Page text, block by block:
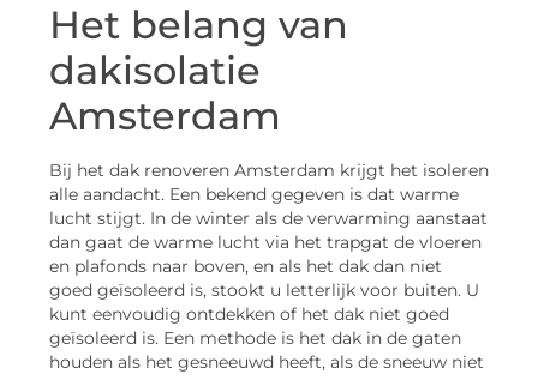
Het belang van
dakisolatie
Amsterdam
Bij het dak renoveren Amsterdam krijgt het isoleren
alle aandacht. Een bekend gegeven is dat warme
lucht stijgt. In de winter als de verwarming aanstaat
dan gaat de warme lucht via het trapgat de vloeren
en plafonds naar boven, en als het dak dan niet
goed geïsoleerd is, stookt u letterlijk voor buiten. U
kunt eenvoudig ontdekken of het dak niet goed
geïsoleerd is. Een methode is het dak in de gaten
houden als het gesneeuwd heeft, als de sneeuw niet